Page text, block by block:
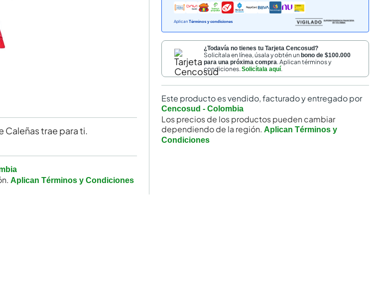
Caleñas trae para ti.
Aplican Términos y Condiciones
Aplican Términos y condiciones
¿Todavía no tienes tu Tarjeta Cencosud?
Solicítala en línea, úsala y obtén unbono de $100.000
para una próxima compra. Aplican términos y
condiciones.Solicítala aquí.
Este producto es vendido, facturado y entregado por
Cencosud - Colombia
Los precios de los productos pueden cambiar
dependiendo de la región. Aplican Términos y
Condiciones